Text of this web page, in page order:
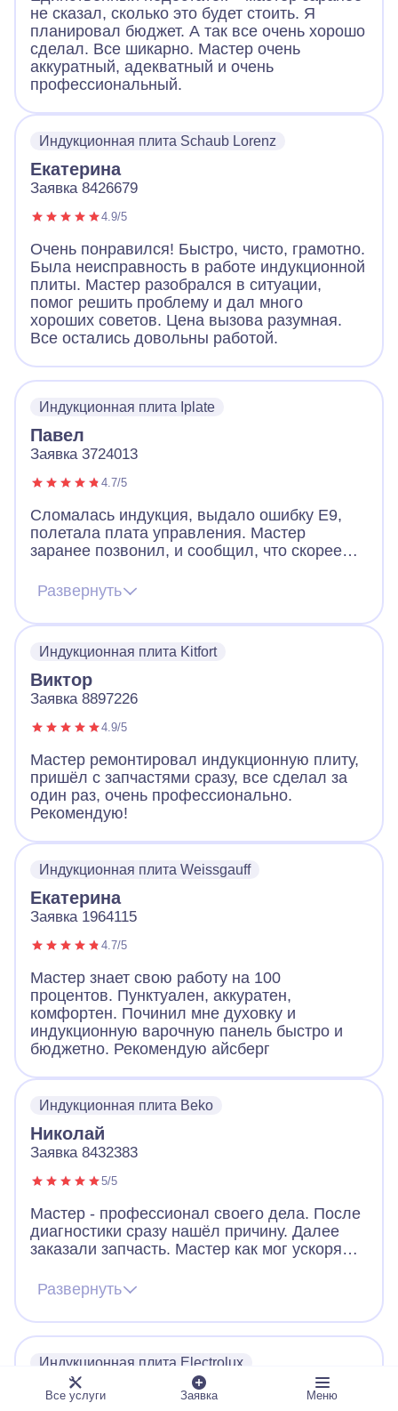
не сказал, сколько это будет стоить. Я
планировал бюджет. А так все очень хорошо
сделал. Все шикарно. Мастер очень
аккуратный, адекватный и очень
профессиональный.
Индукционная плита Schaub Lorenz
Екатерина
Заявка 8426679
4.9/5
Очень понравился! Быстро, чисто, грамотно.
Была неисправность в работе индукционной
плиты. Мастер разобрался в ситуации,
помог решить проблему и дал много
хороших советов. Цена вызова разумная.
Все остались довольны работой.
Индукционная плита Iplate
Павел
Заявка 3724013
4.7/5
Сломалась индукция, выдало ошибку Е9,
полетала плата управления. Мастер
заранее позвонил, и сообщил, что скорее
починить и без замены. Цена на платы
начинается от 12к и выше. Мастер приехал,
все продиагностировал и смог починить без
Развернуть
Индукционная плита Kitfort
Виктор
Заявка 8897226
4.9/5
Мастер ремонтировал индукционную плиту,
пришёл с запчастями сразу, все сделал за
один раз, очень профессионально.
Рекомендую!
Индукционная плита Weissgauff
Екатерина
Заявка 1964115
4.7/5
Мастер знает свою работу на 100
процентов. Пунктуален, аккуратен,
комфортен. Починил мне духовку и
индукционную варочную панель быстро и
бюджетно. Рекомендую айсберг
Индукционная плита Beko
Николай
Заявка 8432383
5/5
Мастер - профессионал своего дела. После
диагностики сразу нашёл причину. Далее
заказали запчасть. Мастер как мог ускорял
запчасть, поставили, все работает. Видно,
что человек переживает за клиента. Ещё
дал ценные советы по использованию
посуды для плиты. Огромное спасибо!
Развернуть
Индукционная плита Electrolux
Дмитрий
Все услуги Заявка Меню